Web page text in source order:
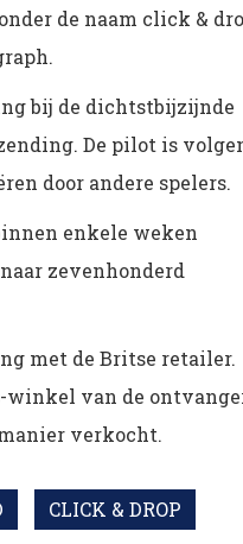
de naam click &
bij de dichtstbijzijnde
De pilot is
door andere spelers.
enkele weken
zevenhonderd
met de Britse retailer.
winkel van de
verkocht.
CLICK & DROP